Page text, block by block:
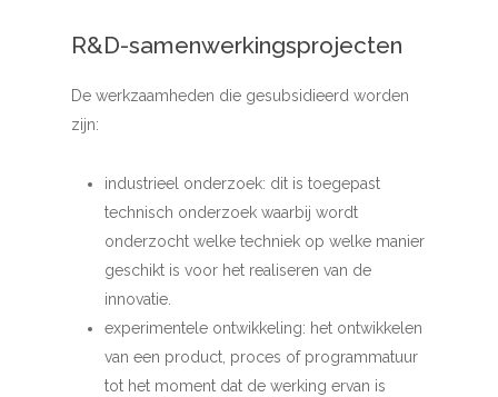
R&D-samenwerkingsprojecten
De werkzaamheden die gesubsidieerd worden
zijn:
industrieel onderzoek: dit is toegepast
technisch onderzoek waarbij wordt
onderzocht welke techniek op welke manier
geschikt is voor het realiseren van de
innovatie.
experimentele ontwikkeling: het ontwikkelen
van een product, proces of programmatuur
tot het moment dat de werking ervan is